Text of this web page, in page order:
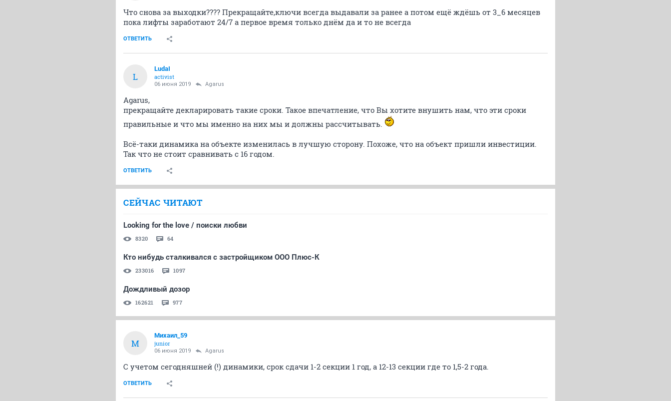
Что снова за выходки???? Прекращайте,ключи всегда выдавали за ранее а потом ещё ждёшь от 3_6 месяцев
пока лифты заработают 24/7 а первое время только днём да и то не всегда
ОТВЕТИТЬ
L
LudaI
activist
06 июня 2019 Agarus
Agarus,
прекращайте декларировать такие сроки. Такое впечатление, что Вы хотите внушить нам, что эти сроки
правильные и что мы именно на них мы и должны рассчитывать.
Всё-таки динамика на объекте изменилась в лучшую сторону. Похоже, что на объект пришли инвестиции.
Так что не стоит сравнивать с 16 годом.
ОТВЕТИТЬ
СЕЙЧАС ЧИТАЮТ
Looking for the love / поиски любви
8320 64
Кто нибудь сталкивался с застройщиком ООО Плюс-К
233016 1097
Дождливый дозор
162621 977
М
Михаил_59
junior
06 июня 2019 Agarus
С учетом сегодняшней (!) динамики, срок сдачи 1-2 секции 1 год, а 12-13 секции где то 1,5-2 года.
ОТВЕТИТЬ